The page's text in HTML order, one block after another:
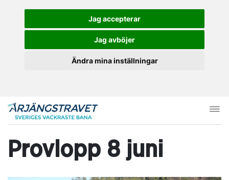
Jag accepterar
Jag avböjer
Ändra mina inställningar
Provlopp 8 juni